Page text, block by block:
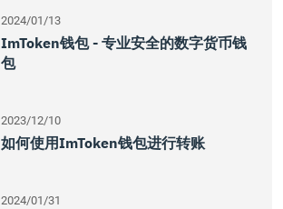
2024/01/13
ImToken钱包 - 专业安全的数字货币钱
包
2023/12/10
如何使用imToken钱包进行转账
2024/01/31